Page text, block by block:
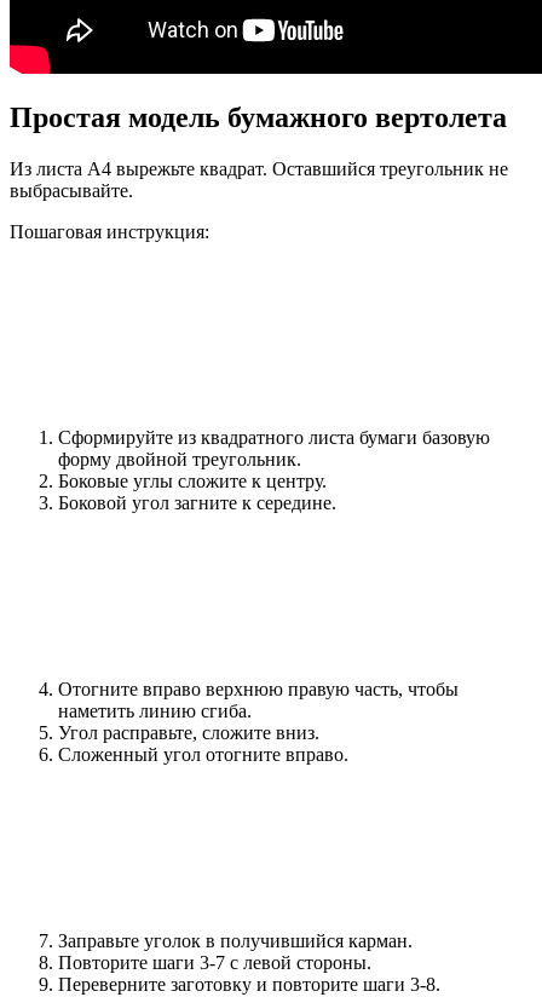
Простая модель бумажного вертолета
Из листа А4 вырежьте квадрат. Оставшийся треугольник не
выбрасывайте.
Пошаговая инструкция:
Сформируйте из квадратного листа бумаги базовую
форму двойной треугольник.
Боковые углы сложите к центру.
Боковой угол загните к середине.
Отогните вправо верхнюю правую часть, чтобы
наметить линию сгиба.
Угол расправьте, сложите вниз.
Сложенный угол отогните вправо.
Заправьте уголок в получившийся карман.
Повторите шаги 3-7 с левой стороны.
Переверните заготовку и повторите шаги 3-8.